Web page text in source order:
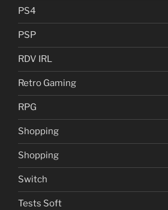
PS4
PSP
RDV IRL
Retro Gaming
RPG
Shopping
Shopping
Switch
Tests Soft